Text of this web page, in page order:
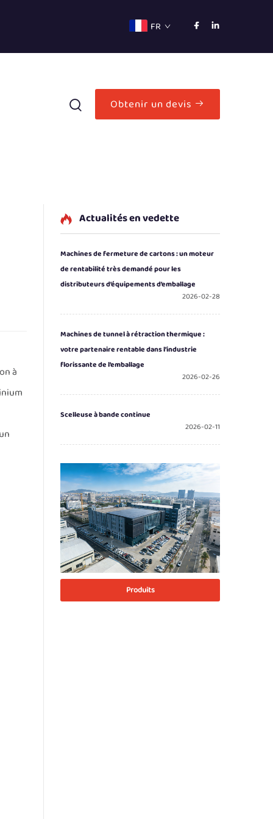
FR
Obtenir un devis
à
Actualités en vedette
Machines de fermeture de cartons : un moteur
de rentabilité très demandé pour les
distributeurs d’équipements d’emballage
2026-02-28
Machines de tunnel à rétraction thermique :
votre partenaire rentable dans l’industrie
florissante de l’emballage
2026-02-26
Scelleuse à bande continue
2026-02-11
Produits